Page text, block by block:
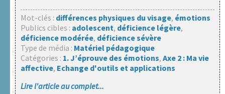
Mot-clés : différences physiques du visage, émotions
Publics cibles : adolescent, déficience légère,
déficience modérée, déficience sévère
Type de média : Matériel pédagogique
Catégories : 1. J’éprouve des émotions, Axe 2 : Ma vie
affective, Echange d'outils et applications
Lire l'article au complet...